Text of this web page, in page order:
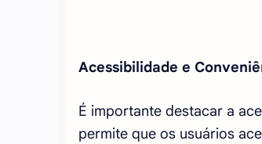
Acessibilidade e
É importante destacar a
permite que os usuários